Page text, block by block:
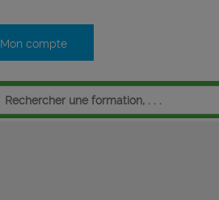
Mon compte